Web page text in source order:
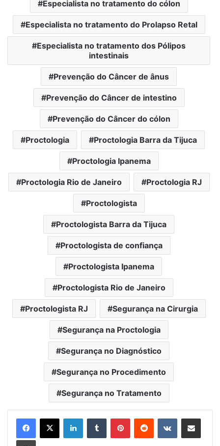
Especialista no tratamento do cólon
Especialista no tratamento do Prolapso Retal
Especialista no tratamento dos Pólipos
intestinais
Prevenção do Câncer de ânus
Prevenção do Câncer de intestino
Prevenção do Câncer do cólon
Proctologia Proctologia Barra da Tijuca
Proctologia Ipanema
Proctologia Rio de Janeiro Proctologia RJ
Proctologista
Proctologista Barra da Tijuca
Proctologista de confiança
Proctologista Ipanema
Proctologista Rio de Janeiro
Proctologista RJ Segurança na Cirurgia
Segurança na Proctologia
Segurança no Diagnóstico
Segurança no Procedimento
Segurança no Tratamento
LinkedinTumblr PinterestReddit VK Compartilhar via e-mail
Imprimir